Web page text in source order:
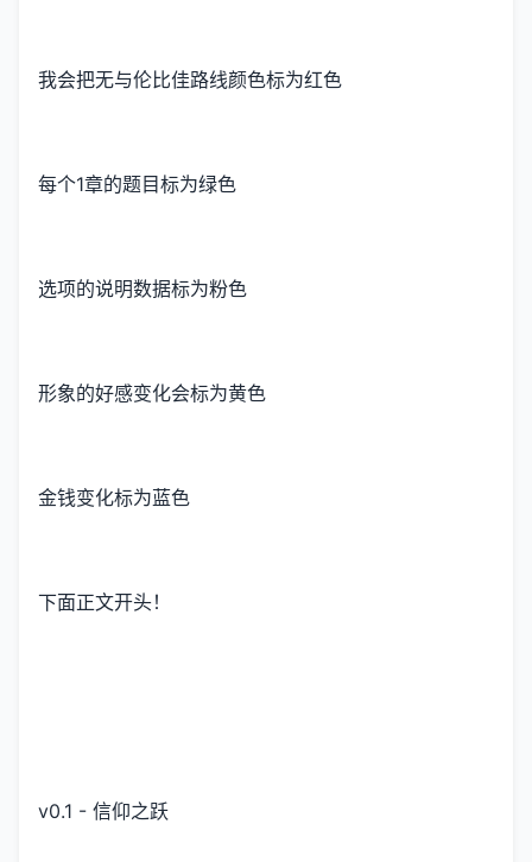
我会把无与伦比佳路线颜色标为红色
每个1章的题目标为绿色
选项的说明数据标为粉色
形象的好感变化会标为黄色
金钱变化标为蓝色
下面正文开头！
v0.1 - 信仰之跃